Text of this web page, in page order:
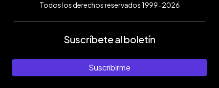
Todos los derechos reservados 1999-2026
Suscríbete al boletín
Suscribirme